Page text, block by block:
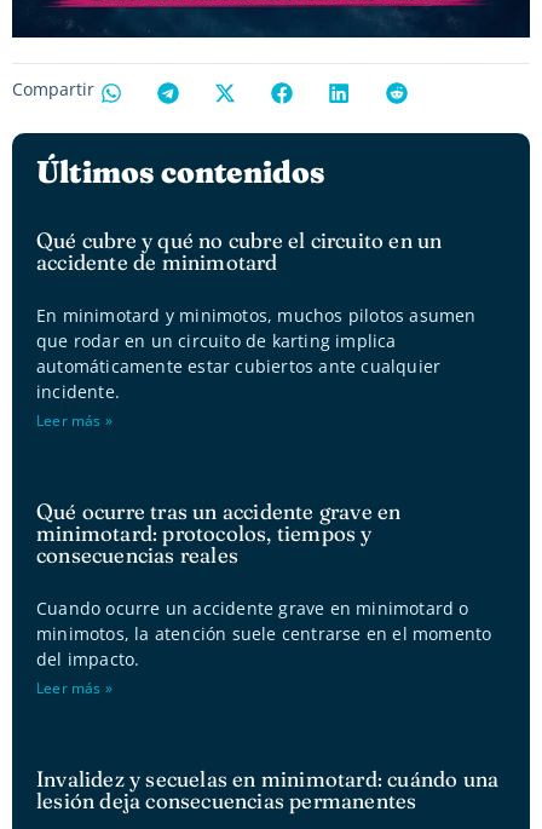
Compartir
Últimos contenidos
Qué cubre y qué no cubre el circuito en un
accidente de minimotard
En minimotard y minimotos, muchos pilotos asumen
que rodar en un circuito de karting implica
automáticamente estar cubiertos ante cualquier
incidente.
Leer más »
Qué ocurre tras un accidente grave en
minimotard: protocolos, tiempos y
consecuencias reales
Cuando ocurre un accidente grave en minimotard o
minimotos, la atención suele centrarse en el momento
del impacto.
Leer más »
Invalidez y secuelas en minimotard: cuándo una
lesión deja consecuencias permanentes